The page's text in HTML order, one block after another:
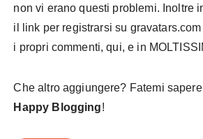
non vi erano questi problemi. Inoltre
il link per registrarsi su
i propri commenti, qui, e in
Che altro aggiungere? Fatemi
Happy Blogging!